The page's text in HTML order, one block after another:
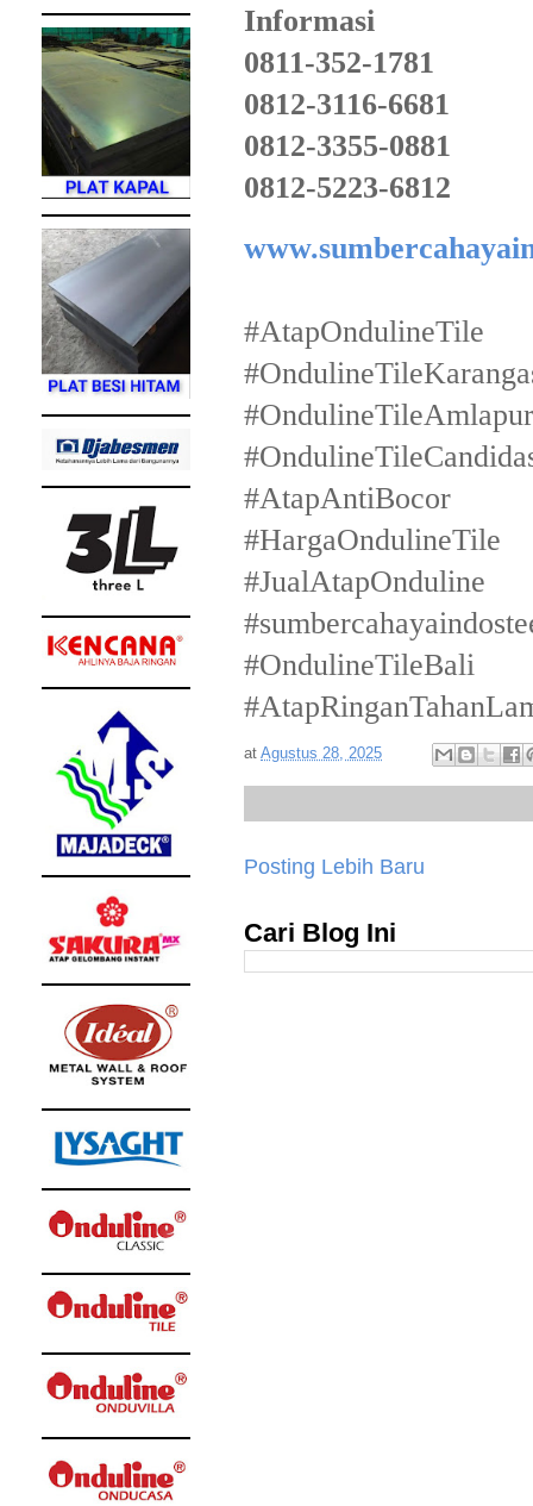
Informasi
0811-352-1781
0812-3116-6681
0812-3355-0881
0812-5223-6812
#AtapOndulineTile
#AtapAntiBocor
#HargaOndulineTile
#JualAtapOnduline
#OndulineTileBali
at Agustus 28, 2025
Posting Lebih Baru
Cari Blog Ini